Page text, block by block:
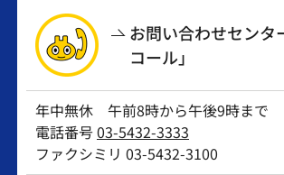
お問い合わせセンタ
コール」
年中無休 午前8時から午後9時まで
電話番号03-5432-3333
ファクシミリ 03-5432-3100